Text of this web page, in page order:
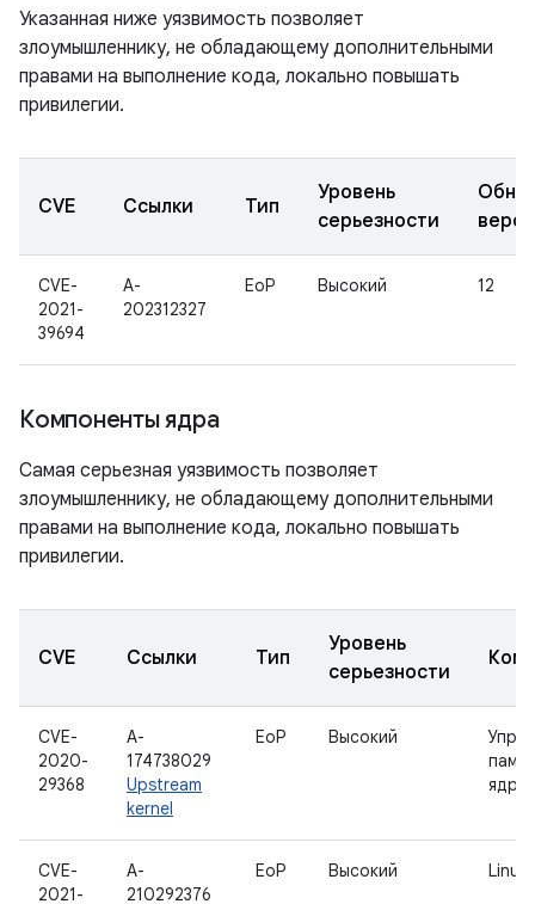
Указанная ниже уязвимость позволяет
злоумышленнику, не обладающему дополнительными
правами на выполнение кода, локально повышать
привилегии.
CVE Ссылки Тип
Уровень
серьезности
CVE-
2021-
39694
A-
202312327
EoP Высокий 12
Компоненты ядра
Самая серьезная уязвимость позволяет
злоумышленнику, не обладающему дополнительными
правами на выполнение кода, локально повышать
привилегии.
CVE Ссылки Тип
Уровень
серьезности
CVE-
2020-
29368
A-
174738029
Upstream
kernel
EoP Высокий
ядре
CVE-
2021-
A-
210292376
EoP Высокий Linux